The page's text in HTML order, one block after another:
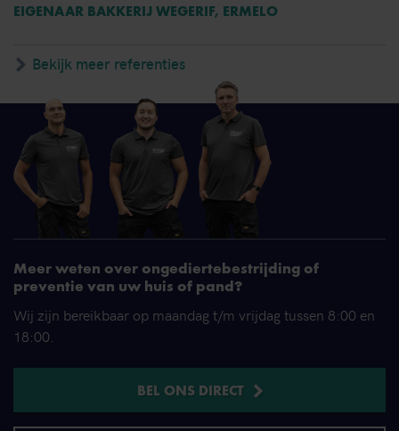
EIGENAAR BAKKERIJ WEGERIF, ERMELO
Bekijk meer referenties
Meer weten over ongediertebestrijding of
preventie van uw huis of pand?
Wij zijn bereikbaar op maandag t/m vrijdag tussen 8:00 en
18:00.
BEL ONS DIRECT